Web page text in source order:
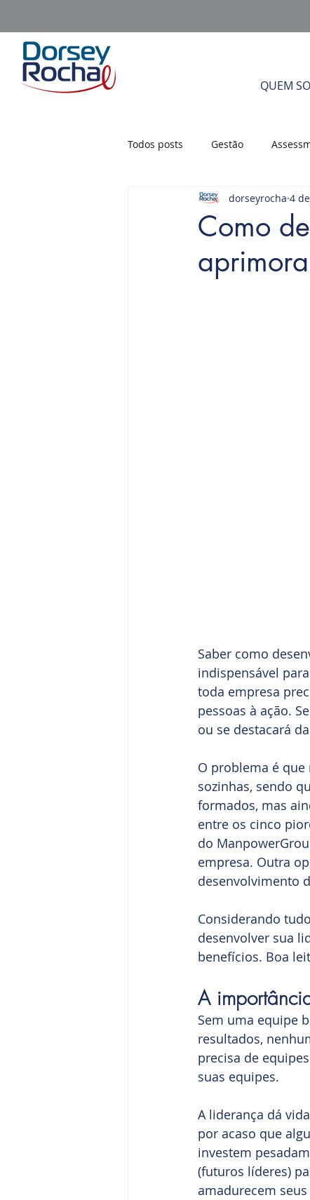
QUEM
Todos posts Gestão
Gestão por Competência
Como
dorseyrocha 4
Saber como
indispensável
toda empresa
pessoas à ação.
ou se destacará
O problema é que
sozinhas, sendo
formados, mas
entre os cinco
do
empresa. Outra
desenvolvimento
Considerando
desenvolver sua
benefícios. Boa
A
Sem uma equipe
resultados,
precisa de
suas equipes.
A liderança dá
por acaso que
investem
(futuros líderes)
amadurecem